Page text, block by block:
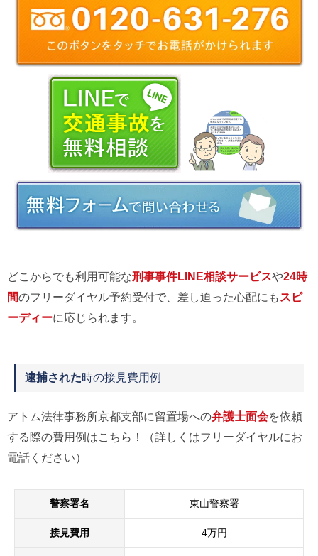
どこからでも利用可能な刑事事件LINE相談サービスや24時
間のフリーダイヤル予約受付で、差し迫った心配にも スピ
ーディーに応じられます。
逮捕された時の接見費用例
アトム法律事務所京都支部に留置場への弁護士面会を依頼
する際の費用例はこちら！（詳しくはフリーダイヤルにお
電話ください）
警察署名 東山警察署
接見費用 4万円